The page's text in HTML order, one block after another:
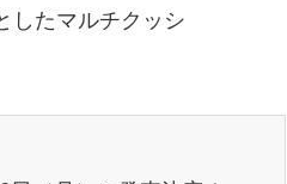
したマルチクッシ